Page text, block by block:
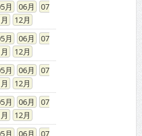
06
07
12
06
07
12
06
07
12
06
07
12
06
07